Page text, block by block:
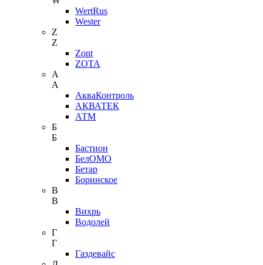
WertRus
Wester
Z
Z
Zont
ZOTA
А
А
АкваКонтроль
АКВАТЕК
АТМ
Б
Б
Бастион
БелОМО
Бетар
Боринское
В
В
Вихрь
Водолей
Г
Г
Газдевайс